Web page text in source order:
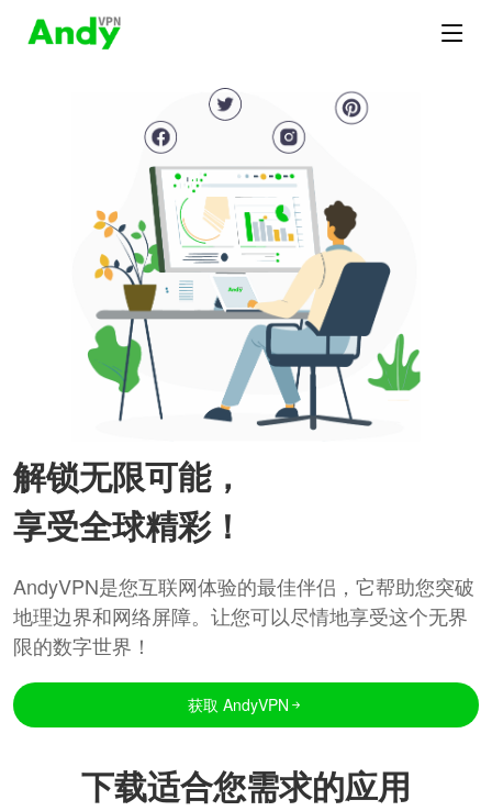
解锁无限可能，
享受全球精彩！
AndyVPN是您互联网体验的最佳伴侣，它帮助您突破
地理边界和网络屏障。让您可以尽情地享受这个无界
限的数字世界！
获取 AndyVPN
下载适合您需求的应用